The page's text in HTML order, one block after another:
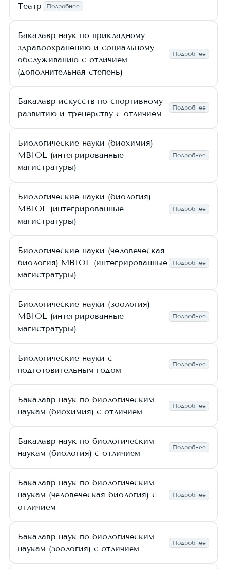
Театр Подробнее
Бакалавр наук по прикладному
здравоохранению и социальному
обслуживанию с отличием
(дополнительная степень)
Подробнее
Бакалавр искусств по спортивному
развитию и тренерству с отличием
Подробнее
Биологические науки (биохимия)
MBIOL (интегрированные
магистратуры)
Подробнее
Биологические науки (биология)
MBIOL (интегрированные
магистратуры)
Подробнее
Биологические науки (человеческая
биология) MBIOL (интегрированные
магистратуры)
Подробнее
Биологические науки (зоология)
MBIOL (интегрированные
магистратуры)
Подробнее
Биологические науки с
подготовительным годом
Подробнее
Бакалавр наук по биологическим
наукам (биохимия) с отличием
Подробнее
Бакалавр наук по биологическим
наукам (биология) с отличием
Подробнее
Бакалавр наук по биологическим
наукам (человеческая биология) с
отличием
Подробнее
Бакалавр наук по биологическим
наукам (зоология) с отличием
Подробнее